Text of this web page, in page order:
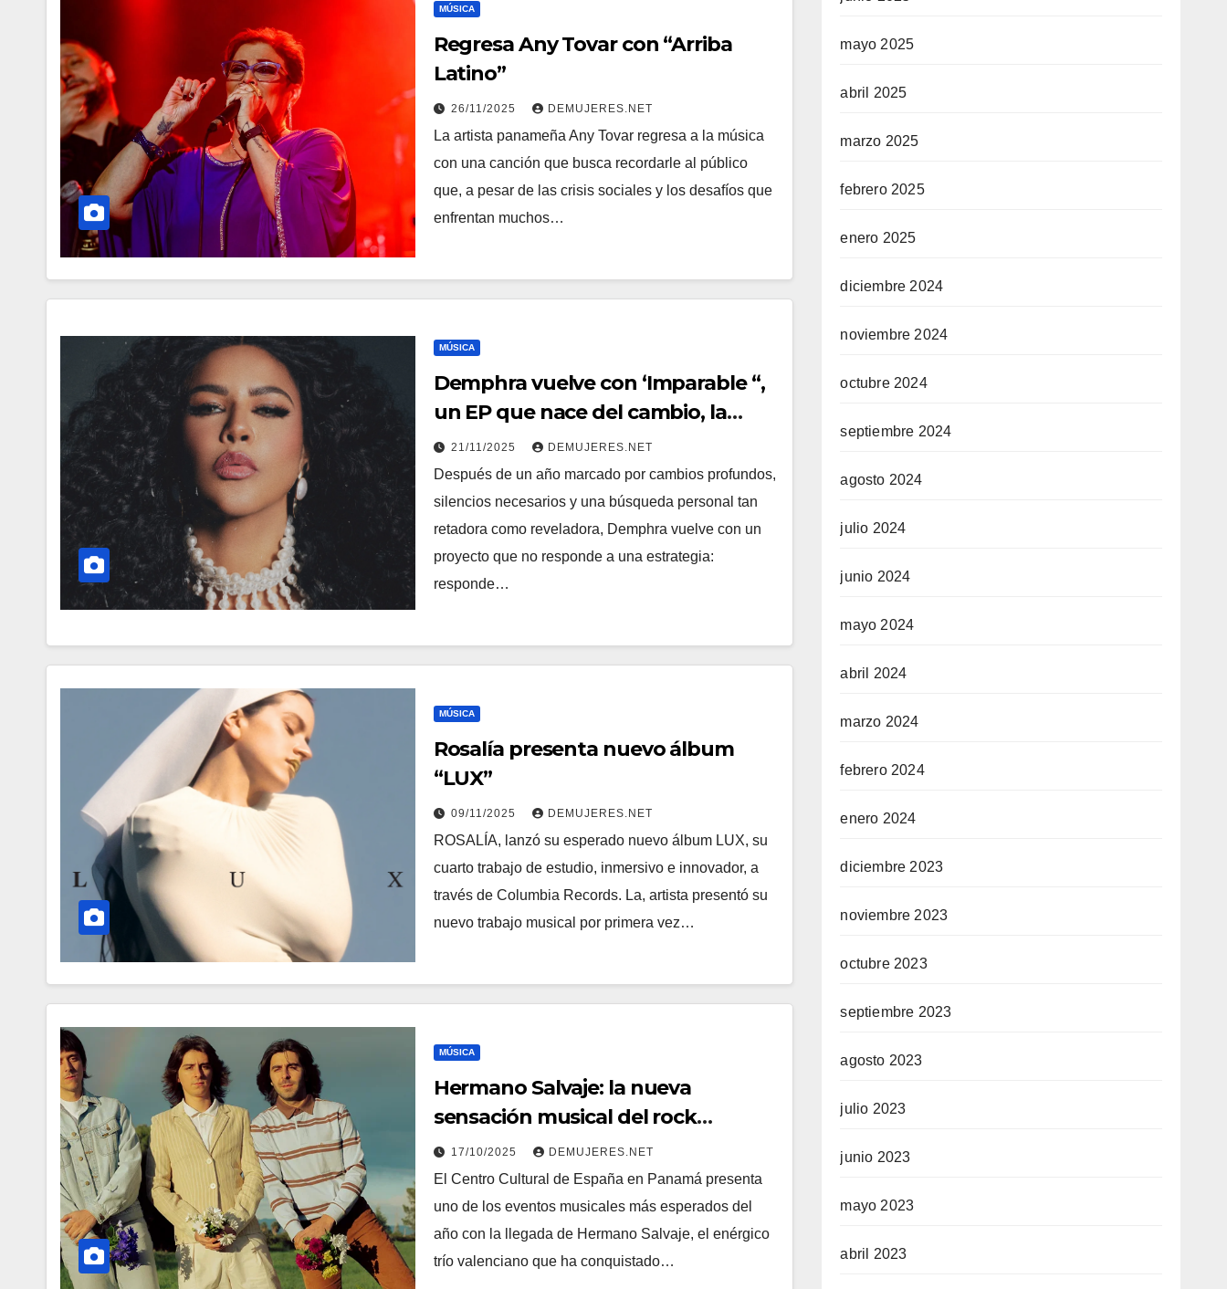
MÚSICA
Regresa Any Tovar con “Arriba
Latino”
26/11/2025 DEMUJERES.NET
La artista panameña Any Tovar regresa a la música
con una canción que busca recordarle al público
que, a pesar de las crisis sociales y los desafíos que
enfrentan muchos…
MÚSICA
Demphra vuelve con ‘Imparable “,
un EP que nace del cambio, la
verdad y la reconexión consigo
misma
21/11/2025 DEMUJERES.NET
Después de un año marcado por cambios profundos,
silencios necesarios y una búsqueda personal tan
retadora como reveladora, Demphra vuelve con un
proyecto que no responde a una estrategia:
responde…
MÚSICA
Rosalía presenta nuevo álbum
“LUX”
09/11/2025 DEMUJERES.NET
ROSALÍA, lanzó su esperado nuevo álbum LUX, su
cuarto trabajo de estudio, inmersivo e innovador, a
través de Columbia Records. La, artista presentó su
nuevo trabajo musical por primera vez…
MÚSICA
Hermano Salvaje: la nueva
sensación musical del rock
español llega por primera vez a
Panamá
17/10/2025 DEMUJERES.NET
El Centro Cultural de España en Panamá presenta
uno de los eventos musicales más esperados del
año con la llegada de Hermano Salvaje, el enérgico
trío valenciano que ha conquistado…
mayo 2025
abril 2025
marzo 2025
febrero 2025
enero 2025
diciembre 2024
noviembre 2024
octubre 2024
septiembre 2024
agosto 2024
julio 2024
junio 2024
mayo 2024
abril 2024
marzo 2024
febrero 2024
enero 2024
diciembre 2023
noviembre 2023
octubre 2023
septiembre 2023
agosto 2023
julio 2023
junio 2023
mayo 2023
abril 2023